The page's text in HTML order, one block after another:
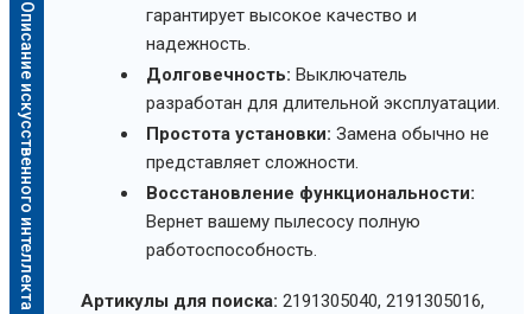
Описание искусственного интеллекта
гарантирует высокое качество и
надежность.
Долговечность: Выключатель
разработан для длительной эксплуатации.
Простота установки: Замена обычно не
представляет сложности.
Восстановление функциональности:
Вернет вашему пылесосу полную
работоспособность.
Артикулы для поиска: 2191305040, 2191305016,